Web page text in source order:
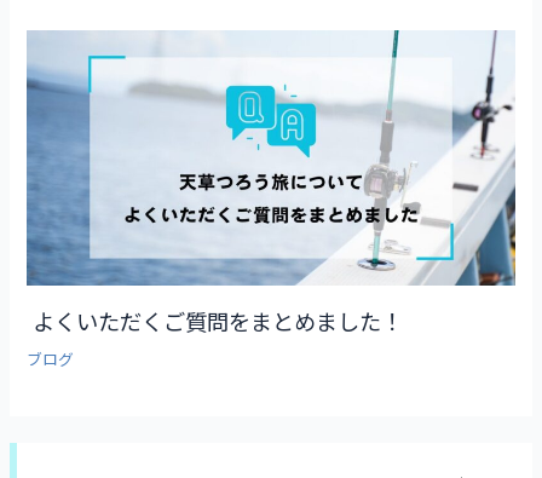
よくいただくご質問をまとめました！
ブログ